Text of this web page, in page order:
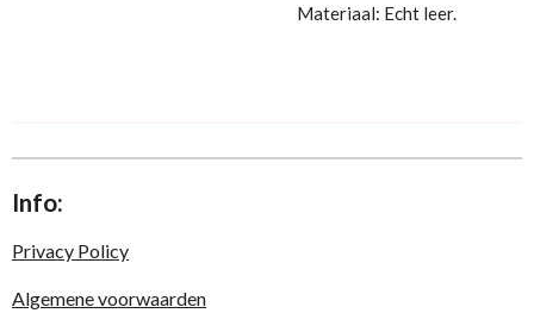
Materiaal: Echt leer.
Info:
Privacy Policy
Algemene voorwaarden